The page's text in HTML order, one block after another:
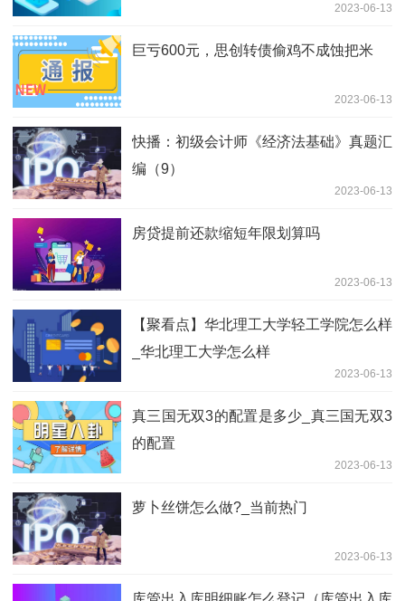
2023-06-13
巨亏600元，思创转债偷鸡不成蚀把米
2023-06-13
快播：初级会计师《经济法基础》真题汇
编（9）
2023-06-13
房贷提前还款缩短年限划算吗
2023-06-13
【聚看点】华北理工大学轻工学院怎么样
_华北理工大学怎么样
2023-06-13
真三国无双3的配置是多少_真三国无双3
的配置
2023-06-13
萝卜丝饼怎么做?_当前热门
2023-06-13